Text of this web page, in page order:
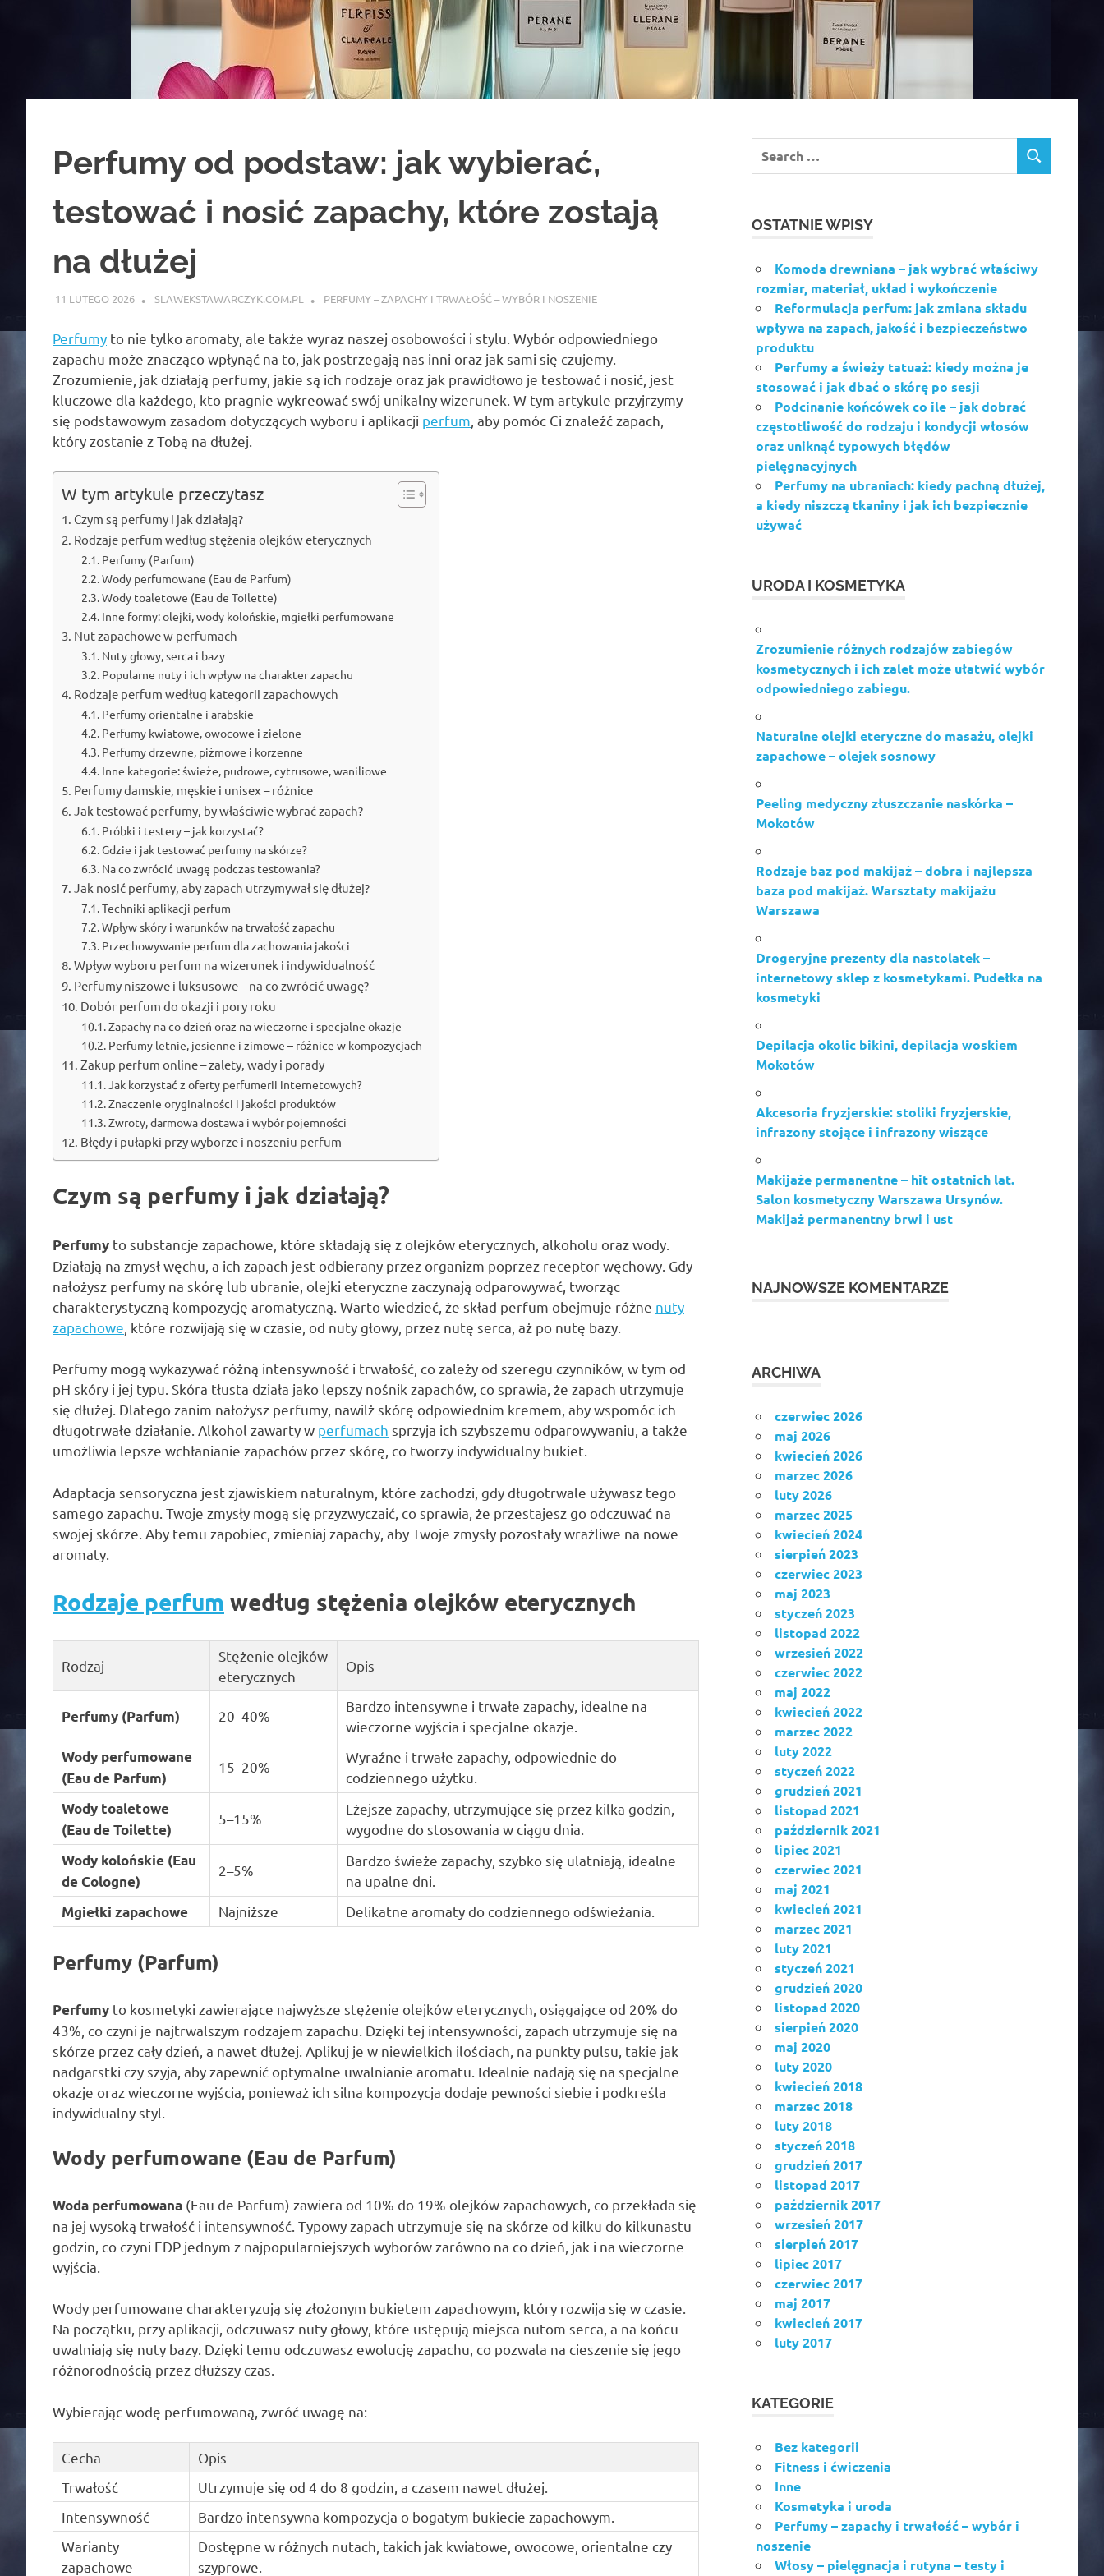
Perfumy od podstaw: jak wybierać,
testować i nosić zapachy, które zostają
na dłużej
11 LUTEGO 2026 SLAWEKSTAWARCZYK.COM.PL PERFUMY – ZAPACHY I TRWAŁOŚĆ – WYBÓR I NOSZENIE
Perfumy to nie tylko aromaty, ale także wyraz naszej osobowości i stylu. Wybór odpowiedniego
zapachu może znacząco wpłynąć na to, jak postrzegają nas inni oraz jak sami się czujemy.
Zrozumienie, jak działają perfumy, jakie są ich rodzaje oraz jak prawidłowo je testować i nosić, jest
kluczowe dla każdego, kto pragnie wykreować swój unikalny wizerunek. W tym artykule przyjrzymy
się podstawowym zasadom dotyczących wyboru i aplikacji perfum , aby pomóc Ci znaleźć zapach,
który zostanie z Tobą na dłużej.
W tym artykule przeczytasz
Czym są perfumy i jak działają?
Rodzaje perfum według stężenia olejków eterycznych
Perfumy (Parfum)
Wody perfumowane (Eau de Parfum)
Wody toaletowe (Eau de Toilette)
Inne formy: olejki, wody kolońskie, mgiełki perfumowane
Nut zapachowe w perfumach
Nuty głowy, serca i bazy
Popularne nuty i ich wpływ na charakter zapachu
Rodzaje perfum według kategorii zapachowych
Perfumy orientalne i arabskie
Perfumy kwiatowe, owocowe i zielone
Perfumy drzewne, piżmowe i korzenne
Inne kategorie: świeże, pudrowe, cytrusowe, waniliowe
Perfumy damskie, męskie i unisex – różnice
Jak testować perfumy, by właściwie wybrać zapach?
Próbki i testery – jak korzystać?
Gdzie i jak testować perfumy na skórze?
Na co zwrócić uwagę podczas testowania?
Jak nosić perfumy, aby zapach utrzymywał się dłużej?
Techniki aplikacji perfum
Wpływ skóry i warunków na trwałość zapachu
Przechowywanie perfum dla zachowania jakości
Wpływ wyboru perfum na wizerunek i indywidualność
Perfumy niszowe i luksusowe – na co zwrócić uwagę?
Dobór perfum do okazji i pory roku
Zapachy na co dzień oraz na wieczorne i specjalne okazje
Perfumy letnie, jesienne i zimowe – różnice w kompozycjach
Zakup perfum online – zalety, wady i porady
Jak korzystać z oferty perfumerii internetowych?
Znaczenie oryginalności i jakości produktów
Zwroty, darmowa dostawa i wybór pojemności
Błędy i pułapki przy wyborze i noszeniu perfum
Czym są perfumy i jak działają?
Perfumy to substancje zapachowe, które składają się z olejków eterycznych, alkoholu oraz wody.
Działają na zmysł węchu, a ich zapach jest odbierany przez organizm poprzez receptor węchowy. Gdy
nałożysz perfumy na skórę lub ubranie, olejki eteryczne zaczynają odparowywać, tworząc
charakterystyczną kompozycję aromatyczną. Warto wiedzieć, że skład perfum obejmuje różne nuty
zapachowe , które rozwijają się w czasie, od nuty głowy, przez nutę serca, aż po nutę bazy.
Perfumy mogą wykazywać różną intensywność i trwałość, co zależy od szeregu czynników, w tym od
pH skóry i jej typu. Skóra tłusta działa jako lepszy nośnik zapachów, co sprawia, że zapach utrzymuje
się dłużej. Dlatego zanim nałożysz perfumy, nawilż skórę odpowiednim kremem, aby wspomóc ich
długotrwałe działanie. Alkohol zawarty w perfumach sprzyja ich szybszemu odparowywaniu, a także
umożliwia lepsze wchłanianie zapachów przez skórę, co tworzy indywidualny bukiet.
Adaptacja sensoryczna jest zjawiskiem naturalnym, które zachodzi, gdy długotrwale używasz tego
samego zapachu. Twoje zmysły mogą się przyzwyczaić, co sprawia, że przestajesz go odczuwać na
swojej skórze. Aby temu zapobiec, zmieniaj zapachy, aby Twoje zmysły pozostały wrażliwe na nowe
aromaty.
Rodzaje perfum według stężenia olejków eterycznych
Rodzaj
Stężenie olejków
eterycznych
Opis
Perfumy (Parfum) 20–40%
Bardzo intensywne i trwałe zapachy, idealne na
wieczorne wyjścia i specjalne okazje.
Wody perfumowane
(Eau de Parfum)
15–20%
Wyraźne i trwałe zapachy, odpowiednie do
codziennego użytku.
Wody toaletowe
(Eau de Toilette)
5–15%
Lżejsze zapachy, utrzymujące się przez kilka godzin,
wygodne do stosowania w ciągu dnia.
Wody kolońskie (Eau
de Cologne)
2–5%
Bardzo świeże zapachy, szybko się ulatniają, idealne
na upalne dni.
Mgiełki zapachowe
Najniższe Delikatne aromaty do codziennego odświeżania.
Perfumy (Parfum)
Perfumy to kosmetyki zawierające najwyższe stężenie olejków eterycznych, osiągające od 20% do
43%, co czyni je najtrwalszym rodzajem zapachu. Dzięki tej intensywności, zapach utrzymuje się na
skórze przez cały dzień, a nawet dłużej. Aplikuj je w niewielkich ilościach, na punkty pulsu, takie jak
nadgarstki czy szyja, aby zapewnić optymalne uwalnianie aromatu. Idealnie nadają się na specjalne
okazje oraz wieczorne wyjścia, ponieważ ich silna kompozycja dodaje pewności siebie i podkreśla
indywidualny styl.
Wody perfumowane (Eau de Parfum)
Woda perfumowana (Eau de Parfum) zawiera od 10% do 19% olejków zapachowych, co przekłada się
na jej wysoką trwałość i intensywność. Typowy zapach utrzymuje się na skórze od kilku do kilkunastu
godzin, co czyni EDP jednym z najpopularniejszych wyborów zarówno na co dzień, jak i na wieczorne
wyjścia.
Wody perfumowane charakteryzują się złożonym bukietem zapachowym, który rozwija się w czasie.
Na początku, przy aplikacji, odczuwasz nuty głowy, które ustępują miejsca nutom serca, a na końcu
uwalniają się nuty bazy. Dzięki temu odczuwasz ewolucję zapachu, co pozwala na cieszenie się jego
różnorodnością przez dłuższy czas.
Wybierając wodę perfumowaną, zwróć uwagę na:
Cecha
Opis
Trwałość
Utrzymuje się od 4 do 8 godzin, a czasem nawet dłużej.
Intensywność
Bardzo intensywna kompozycja o bogatym bukiecie zapachowym.
Warianty
zapachowe
Dostępne w różnych nutach, takich jak kwiatowe, owocowe, orientalne czy
szyprowe.
OSTATNIE WPISY
Komoda drewniana – jak wybrać właściwy
rozmiar, materiał, układ i wykończenie
Reformulacja perfum: jak zmiana składu
wpływa na zapach, jakość i bezpieczeństwo
produktu
Perfumy a świeży tatuaż: kiedy można je
stosować i jak dbać o skórę po sesji
Podcinanie końcówek co ile – jak dobrać
częstotliwość do rodzaju i kondycji włosów
oraz uniknąć typowych błędów
pielęgnacyjnych
Perfumy na ubraniach: kiedy pachną dłużej,
a kiedy niszczą tkaniny i jak ich bezpiecznie
używać
URODA I KOSMETYKA
Zrozumienie różnych rodzajów zabiegów
kosmetycznych i ich zalet może ułatwić wybór
odpowiedniego zabiegu.
Naturalne olejki eteryczne do masażu, olejki
zapachowe – olejek sosnowy
Peeling medyczny złuszczanie naskórka –
Mokotów
Rodzaje baz pod makijaż – dobra i najlepsza
baza pod makijaż. Warsztaty makijażu
Warszawa
Drogeryjne prezenty dla nastolatek –
internetowy sklep z kosmetykami. Pudełka na
kosmetyki
Depilacja okolic bikini, depilacja woskiem
Mokotów
Akcesoria fryzjerskie: stoliki fryzjerskie,
infrazony stojące i infrazony wiszące
Makijaże permanentne – hit ostatnich lat.
Salon kosmetyczny Warszawa Ursynów.
Makijaż permanentny brwi i ust
NAJNOWSZE KOMENTARZE
ARCHIWA
czerwiec 2026
maj 2026
kwiecień 2026
marzec 2026
luty 2026
marzec 2025
kwiecień 2024
sierpień 2023
czerwiec 2023
maj 2023
styczeń 2023
listopad 2022
wrzesień 2022
czerwiec 2022
maj 2022
kwiecień 2022
marzec 2022
luty 2022
styczeń 2022
grudzień 2021
listopad 2021
październik 2021
lipiec 2021
czerwiec 2021
maj 2021
kwiecień 2021
marzec 2021
luty 2021
styczeń 2021
grudzień 2020
listopad 2020
sierpień 2020
maj 2020
luty 2020
kwiecień 2018
marzec 2018
luty 2018
styczeń 2018
grudzień 2017
listopad 2017
październik 2017
wrzesień 2017
sierpień 2017
lipiec 2017
czerwiec 2017
maj 2017
kwiecień 2017
luty 2017
KATEGORIE
Bez kategorii
Fitness i ćwiczenia
Inne
Kosmetyka i uroda
Perfumy – zapachy i trwałość – wybór i
noszenie
Włosy – pielęgnacja i rutyna – testy i